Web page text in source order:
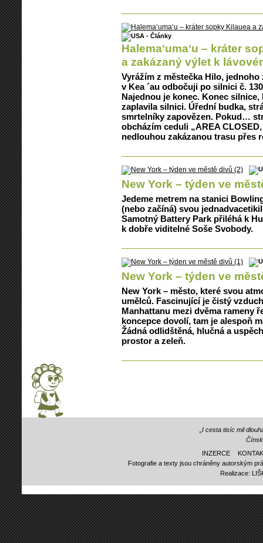
Halemaʻumaʻu – kráter
a zakázaný výlet k
Vyrážím z městečka Hilo,
v Kea ´au odbočuji po silnici č.
Najednou je konec. Konec
zaplavila silnici. Úřední budka,
smrtelníky zapovězen. Pokud…
obcházím ceduli „AREA
nedlouhou zakázanou trasu přes
New York – týden ve
Jedeme metrem na stanici
(nebo začíná) svou
Samotný Battery Park přiléhá k
k dobře viditelné Soše Svobody.
New York – týden ve
New York – město, které svou
umělců. Fascinující je čistý
Manhattanu mezi dvěma rameny
koncepce dovolí, tam je alespoň
Žádná odlidštěná, hlučná a
prostor a zeleň.
„I cesta tisíc mil
INZERCE
Fotografie a texty jsou chráněny autorským
Realizace: